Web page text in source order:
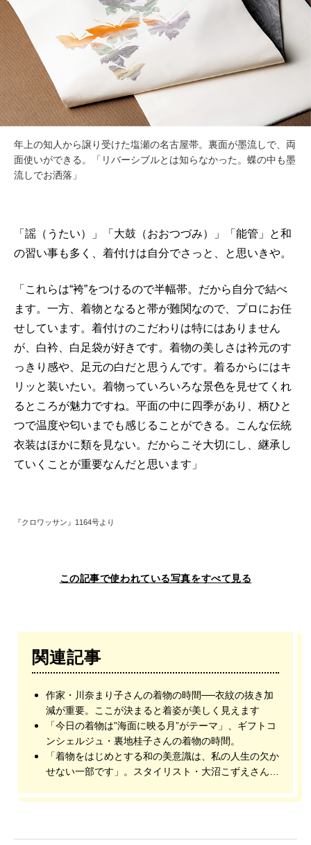
年上の知人から譲り受けた塩瀬の名古屋帯。裏面が墨流しで、両
面使いができる。「リバーシブルとは知らなかった。蝶の中も墨
流しでお洒落」
「謡（うたい）」「大鼓（おおつづみ）」「能管」と和
の習い事も多く、着付けは自分でさっと、と思いきや。
「これらは“袴”をつけるので半幅帯。だから自分で結べ
ます。一方、着物となると帯が難関なので、プロにお任
せしています。着付けのこだわりは特にはありません
が、白衿、白足袋が好きです。着物の美しさは衿元のす
っきり感や、足元の白だと思うんです。着るからにはキ
リッと装いたい。着物っていろいろな景色を見せてくれ
るところが魅力ですね。平面の中に四季があり、柄ひと
つで温度や匂いまでも感じることができる。こんな伝統
衣装はほかに類を見ない。だからこそ大切にし、継承し
ていくことが重要なんだと思います」
『クロワッサン』1164号より
この記事で使われている写真をすべて見る
関連記事
作家・川奈まり子さんの着物の時間──衣紋の抜き加
減が重要。ここが決まると着姿が美しく見えます
「今日の着物は”海面に映る月”がテーマ」、ギフトコ
ンシェルジュ・裏地桂子さんの着物の時間。
「着物をはじめとする和の美意識は、私の人生の欠か
せない一部です」。スタイリスト・大沼こずえさんの